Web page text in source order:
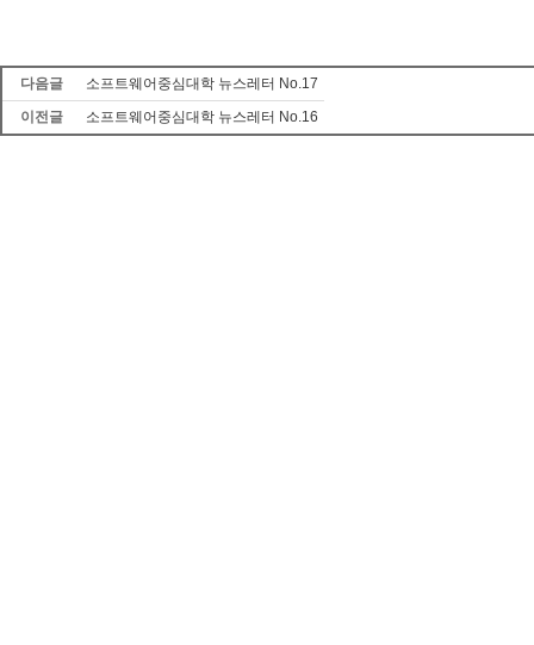
다음글
소프트웨어중심대학 뉴스레터 No.17
이전글
소프트웨어중심대학 뉴스레터 No.16